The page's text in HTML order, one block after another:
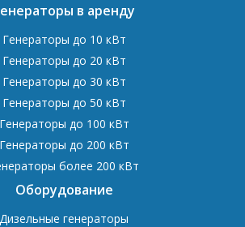
в аренду
Генераторы до 10 кВт
Генераторы до 20 кВт
Генераторы до 30 кВт
Генераторы до 50 кВт
Генераторы до 100 кВт
Генераторы до 200 кВт
более 200 кВт
Оборудование
Дизельные генераторы